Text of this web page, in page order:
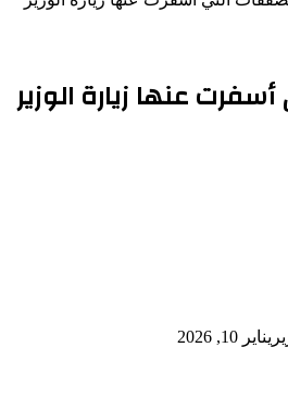
عنها زيارة الوزير
يناير 10, 2026